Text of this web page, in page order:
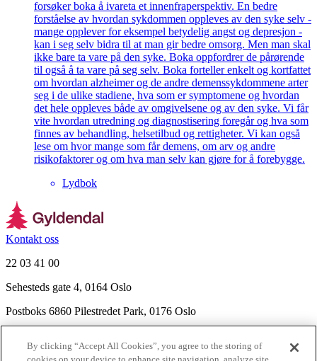
forsøker boka å ivareta et innenfraperspektiv. En bedre
forståelse av hvordan sykdommen oppleves av den syke selv -
mange opplever for eksempel betydelig angst og depresjon -
kan i seg selv bidra til at man gir bedre omsorg. Men man skal
ikke bare ta vare på den syke. Boka oppfordrer de pårørende
til også å ta vare på seg selv. Boka forteller enkelt og kortfattet
om hvordan alzheimer og de andre demenssykdommene arter
seg i de ulike stadiene, hva som er symptomene og hvordan
det hele oppleves både av omgivelsene og av den syke. Vi får
vite hvordan utredning og diagnostisering foregår og hva som
finnes av behandling, helsetilbud og rettigheter. Vi kan også
lese om hvor mange som får demens, om arv og andre
risikofaktorer og om hva man selv kan gjøre for å forebygge.
Lydbok
Kontakt oss
22 03 41 00
Sehesteds gate 4, 0164 Oslo
Postboks 6860 Pilestredet Park, 0176 Oslo
By clicking “Accept All Cookies”, you agree to the storing of